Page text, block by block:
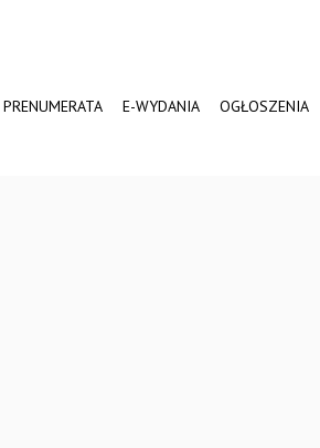
PRENUMERATA E-WYDANIA OGŁOSZENIA